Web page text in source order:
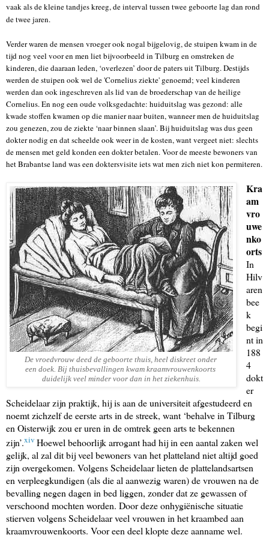
vaak als de kleine tandjes kreeg, de interval tussen twee geboorte lag dan rond
de twee jaren.
Verder waren de mensen vroeger ook nogal bijgelovig, de stuipen kwam in de
tijd nog veel voor en men liet bijvoorbeeld in Tilburg en omstreken de
kinderen, die daaraan leden, ‘overlezen’ door de paters uit Tilburg. Destijds
werden de stuipen ook wel de 'Cornelius ziekte' genoemd; veel kinderen
werden dan ook ingeschreven als lid van de broederschap van de heilige
Cornelius. En nog een oude volksgedachte: huiduitslag was gezond: alle
kwade stoffen kwamen op die manier naar buiten, wanneer men de huiduitslag
zou genezen, zou de ziekte ‘naar binnen slaan’. Bij huiduitslag was dus geen
dokter nodig en dat scheelde ook weer in de kosten, want vergeet niet: slechts
de mensen met geld konden een dokter betalen. Voor de meeste bewoners van
het Brabantse land was een doktersvisite iets wat men zich niet kon permiteren.
De vroedvrouw deed de geboorte thuis, heel diskreet onder
een doek. Bij thuisbevallingen kwam kraamvrouwenkoorts
duidelijk veel minder voor dan in het ziekenhuis.
Kra
am
vro
uwe
nko
orts
In
Hilv
aren
bee
k
begi
nt in
188
4
dokt
er
Scheidelaar zijn praktijk, hij is aan de universiteit afgestudeerd en
noemt zichzelf de eerste arts in de streek, want ‘behalve in Tilburg
en Oisterwijk zou er uren in de omtrek geen arts te bekennen
zijn’.xiv Hoewel behoorlijk arrogant had hij in een aantal zaken wel
gelijk, al zal dit bij veel bewoners van het platteland niet altijd goed
zijn overgekomen. Volgens Scheidelaar lieten de plattelandsartsen
en verpleegkundigen (als die al aanwezig waren) de vrouwen na de
bevalling negen dagen in bed liggen, zonder dat ze gewassen of
verschoond mochten worden. Door deze onhygiënische situatie
stierven volgens Scheidelaar veel vrouwen in het kraambed aan
kraamvrouwenkoorts. Voor een deel klopte deze aanname wel.